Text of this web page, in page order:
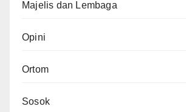
Majelis dan Lembaga
Opini
Ortom
Sosok